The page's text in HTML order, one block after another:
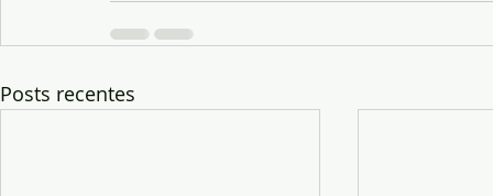
Posts recentes